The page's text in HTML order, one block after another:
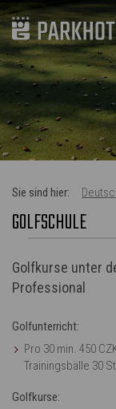
Sie sind hier:
GOLFSCHULE
Golfkurse unter
Professional
Golfunterricht:
Pro 30 min. 450
Trainingsbälle 30
Golfkurse: